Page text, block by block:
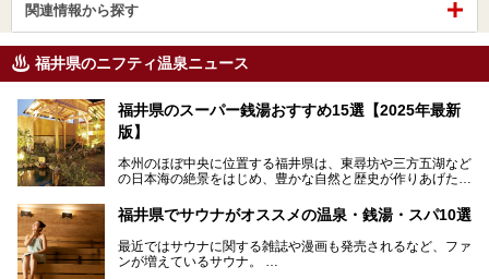
関連情報から探す
福井県のニフティ温泉ニュース
福井県のスーパー銭湯おすすめ15選【2025年最新
版】
本州のほぼ中央に位置する福井県は、東尋坊や三方五湖など
の日本海の絶景をはじめ、豊かな自然と歴史が作りあげた見
る海産物、越前そば、ソースかつ丼などのグルメも人気で
す。
2024年春の北陸新幹線の延伸により、関西地方のみならず
首都圏からもアクセスしやすくなりました。今回は、そんな
福井県でおすすめのスーパー銭湯をご紹介します。
福井県でサウナがオススメの温泉・銭湯・スパ10選
最近ではサウナに関する雑誌や漫画も発売されるなど、ファ
ンが増えているサウナ。